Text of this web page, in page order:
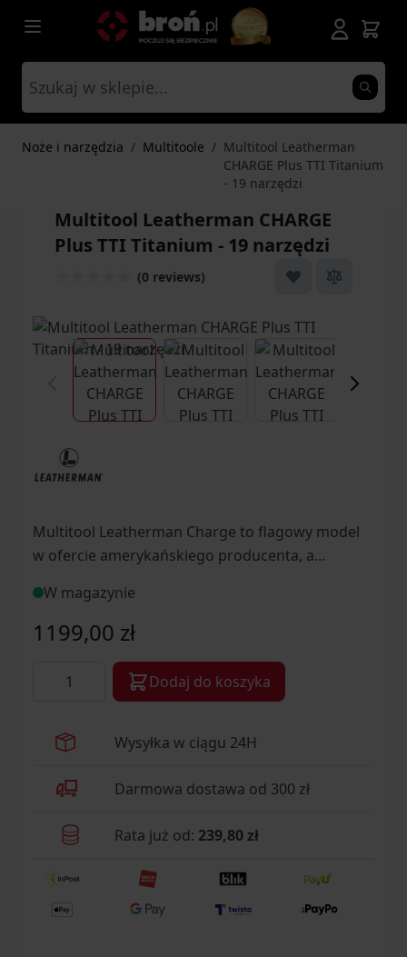
Przejdź do treści
Noże i narzędzia / Multitoole / Multitool Leatherman
CHARGE Plus TTI Titanium
- 19 narzędzi
Multitool Leatherman CHARGE
Plus TTI Titanium - 19 narzędzi
(0 reviews)
View larger imageView larger imageView larger
Multitool Leatherman Charge to flagowy model
w ofercie amerykańskiego producenta, a
wielofunkcyjnych tej klasy.
W magazynie
1199,00 zł
Dodaj do koszyka
Wysyłka w ciągu 24H
Darmowa dostawa od 300 zł
Rata już od: 239,80 zł